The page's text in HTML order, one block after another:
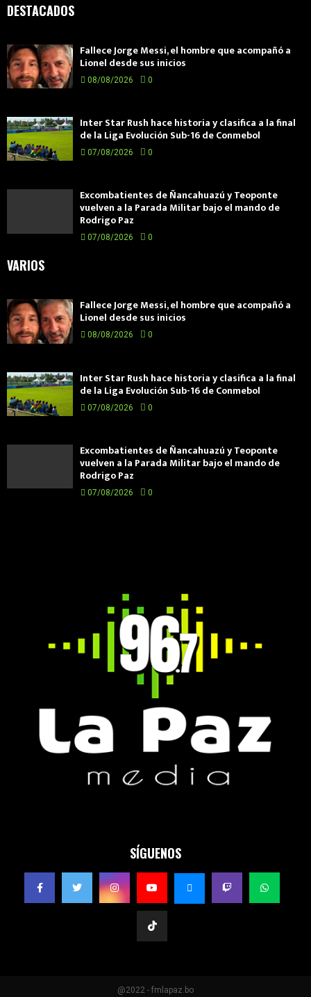
DESTACADOS
Fallece Jorge Messi, el hombre que acompañó a
Lionel desde sus inicios
08/08/2026 0
Inter Star Rush hace historia y clasifica a la final
de la Liga Evolución Sub-16 de Conmebol
07/08/2026 0
Excombatientes de Ñancahuazú y Teoponte
vuelven a la Parada Militar bajo el mando de
Rodrigo Paz
07/08/2026 0
VARIOS
Fallece Jorge Messi, el hombre que acompañó a
Lionel desde sus inicios
08/08/2026 0
Inter Star Rush hace historia y clasifica a la final
de la Liga Evolución Sub-16 de Conmebol
07/08/2026 0
Excombatientes de Ñancahuazú y Teoponte
vuelven a la Parada Militar bajo el mando de
Rodrigo Paz
07/08/2026 0
SÍGUENOS
@2022 - fmlapaz.bo